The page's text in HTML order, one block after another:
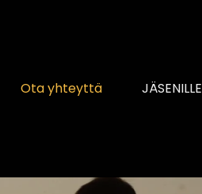
Ota yhteyttä JÄSENILLE